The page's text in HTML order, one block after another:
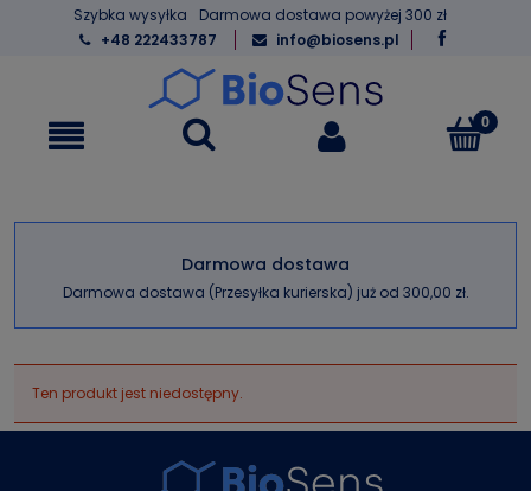
Szybka wysyłka
Darmowa dostawa powyżej 300 zł
+48 222433787
info@biosens.pl
Darmowa dostawa
Darmowa dostawa (Przesyłka kurierska) już od 300,00 zł.
Ten produkt jest niedostępny.